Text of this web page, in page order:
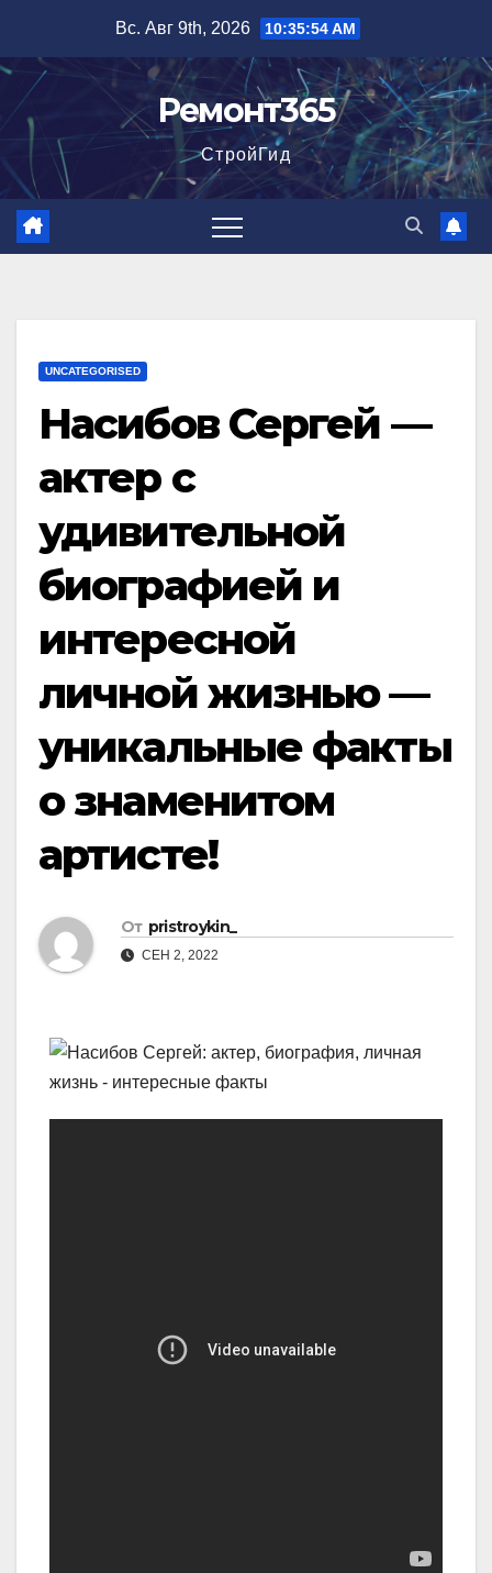
содержимому
Вс. Авг 9th, 2026 10:35:55 AM
Ремонт365
СтройГид
UNCATEGORISED
Насибов Сергей —
актер с
удивительной
биографией и
интересной
личной жизнью —
уникальные факты
о знаменитом
артисте!
От pristroykin_
СЕН 2, 2022